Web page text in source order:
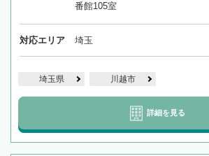
番館105室
対応エリア 埼玉
埼玉県 川越市
詳細を見る